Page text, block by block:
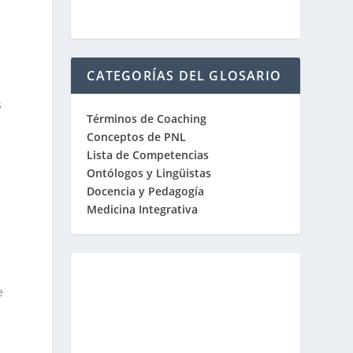
CATEGORÍAS DEL GLOSARIO
Términos de Coaching
Conceptos de PNL
Lista de Competencias
Ontólogos y Lingüistas
Docencia y Pedagogía
Medicina Integrativa